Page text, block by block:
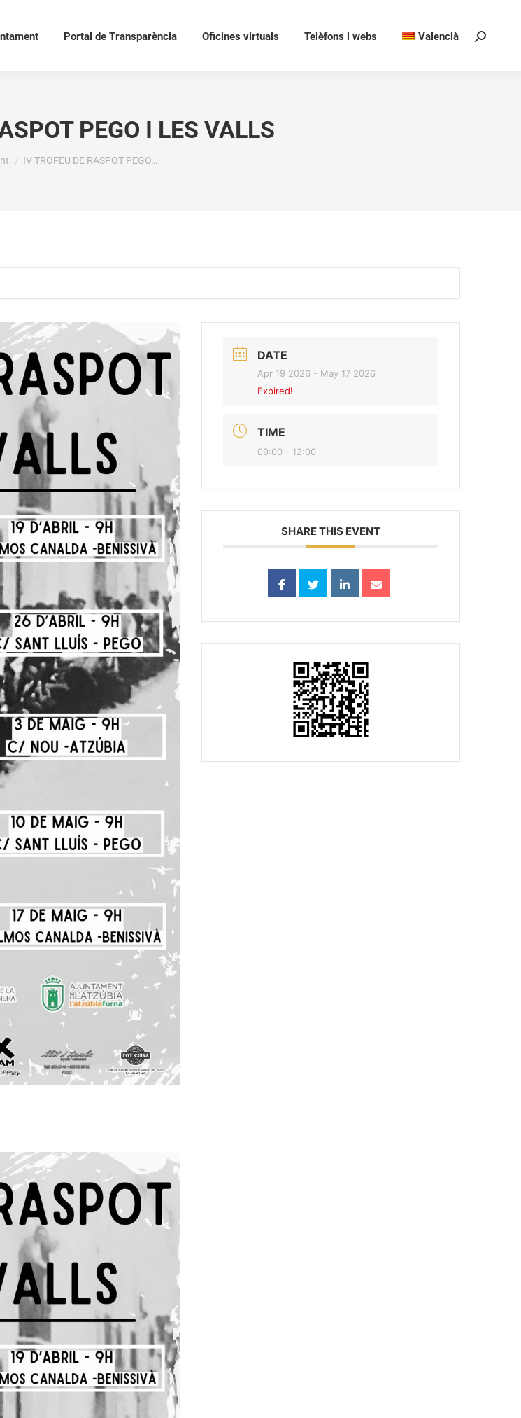
Portal de Transparència Oficines virtuals Telèfons i webs Valencià Search:
PEGO I LES VALLS
IV TROFEU DE RASPOT PEGO…
DATE
Apr 19 2026 - May 17 2026
Expired!
TIME
09:00 - 12:00
SHARE THIS EVENT